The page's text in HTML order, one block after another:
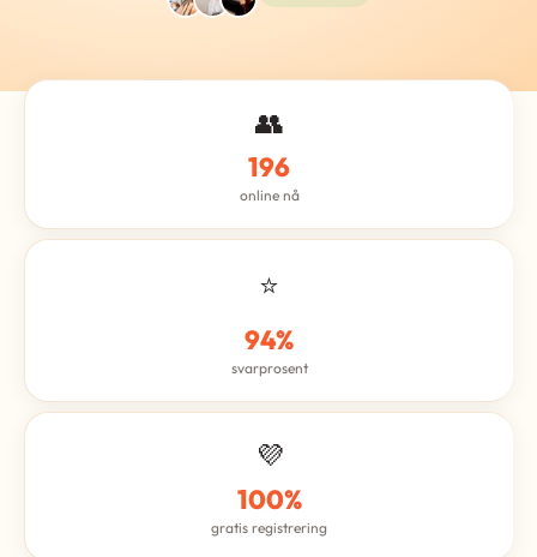
👥
196
online nå
⭐
94%
svarprosent
💜
100%
gratis registrering